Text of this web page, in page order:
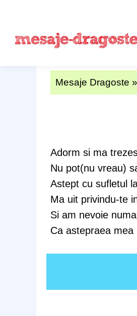
Mesaje Dragoste »
Adorm si ma
Nu pot(nu vreau)
Astept cu sufletul
Ma uit privindu-te
Si am nevoie
Ca astepraea